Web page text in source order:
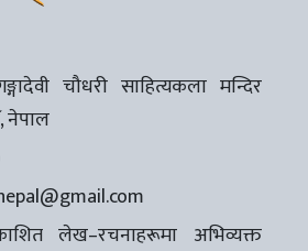
चौधरी साहित्यकला मन्दिर
नेपाल
लेख–रचनाहरूमा अभिव्यक्त